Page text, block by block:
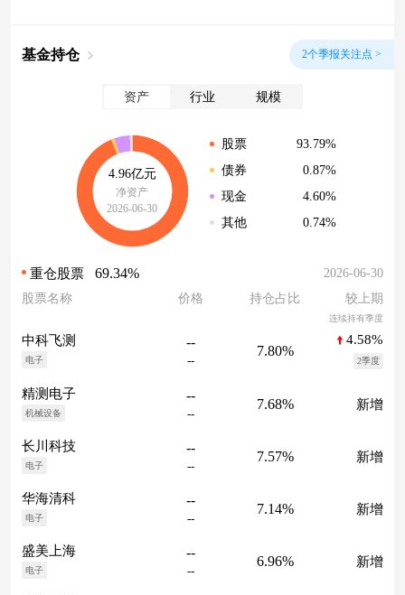
基金持仓 2个季报关注点 >
资产 行业 规模
4.96亿元
净资产
2026-06-30
股票
93.79%
债券
0.87%
现金
4.60%
其他
0.74%
重仓股票 69.34%
2026-06-30
股票名称
价格 持仓占比 较上期
连续持有季度
中科飞测
电子
--
--
7.80%
4.58%
2季度
精测电子
机械设备
--
--
7.68% 新增
长川科技
电子
--
--
7.57% 新增
华海清科
电子
--
--
7.14% 新增
盛美上海
电子
--
--
6.96% 新增